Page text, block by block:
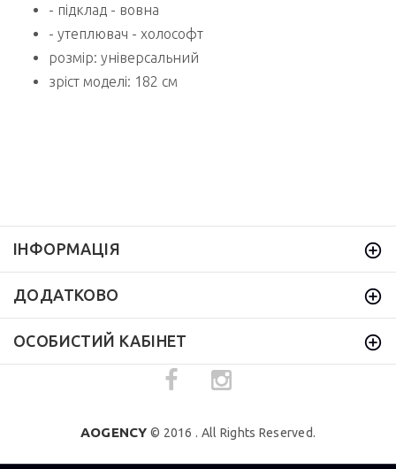
- підклад - вовна
- утеплювач - холософт
розмір: універсальний
зріст моделі: 182 см
ІНФОРМАЦІЯ
ДОДАТКОВО
ОСОБИСТИЙ КАБІНЕТ
AOGENCY © 2016 . All Rights Reserved.